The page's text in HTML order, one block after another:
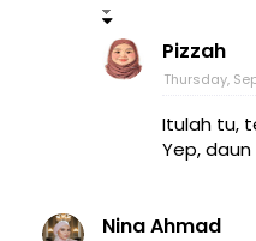
Pizzah
Thursday,
Itulah tu,
Yep,
Nina Ahmad